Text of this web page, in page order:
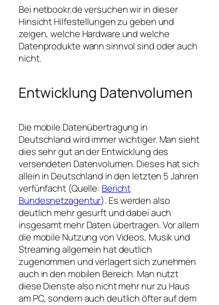
Bei netbookr.de versuchen wir in dieser
Hinsicht Hilfestellungen zu geben und
zeigen, welche Hardware und welche
Datenprodukte wann sinnvol sind oder auch
nicht.
Entwicklung Datenvolumen
Die mobile Datenübertragung in
Deutschland wird immer wichtiger. Man sieht
dies sehr gut an der Entwicklung des
versendeten Datenvolumen. Dieses hat sich
allein in Deutschland in den letzten 5 Jahren
verfünfacht (Quelle: Bericht
Bundesnetzagentur). Es werden also
deutlich mehr gesurft und dabei auch
insgesamt mehr Daten übertragen. Vor allem
die mobile Nutzung von Videos, Musik und
Streaming allgemein hat deutlich
zugenommen und verlagert sich zunehmen
auch in den mobilen Bereich. Man nutzt
diese Dienste also nicht mehr nur zu Haus
am PC, sondern auch deutlich öfter auf dem